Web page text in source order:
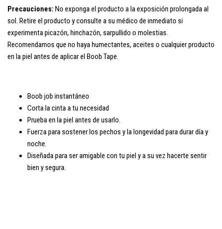
Precauciones: No exponga el producto a la exposición prolongada al
sol. Retire el producto y consulte a su médico de inmediato si
experimenta picazón, hinchazón, sarpullido o molestias.
Recomendamos que no haya humectantes, aceites o cualquier producto
en la piel antes de aplicar el Boob Tape.
Boob job instantáneo
Corta la cinta a tu necesidad
Prueba en la piel antes de usarlo.
Fuerza para sostener los pechos y la longevidad para durar día y
noche.
Diseñada para ser amigable con tu piel y a su vez hacerte sentir
bien y segura.